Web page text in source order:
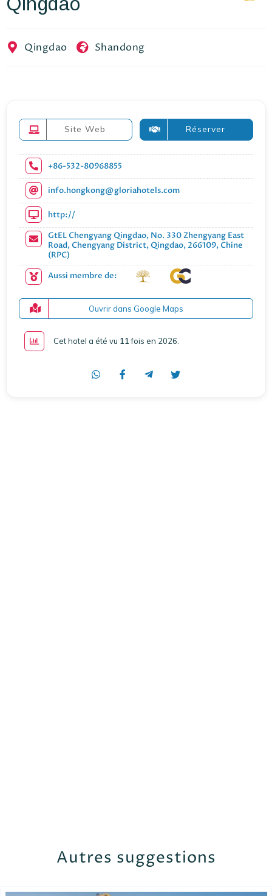
Qingdao Shandong
Site Web Réserver
+86-532-80968855
info.hongkong@gloriahotels.com
http://
GtEL Chengyang Qingdao, No. 330 Zhengyang East
Road, Chengyang District, Qingdao, 266109, Chine
(RPC)
Aussi membre de:
Ouvrir dans Google Maps
Cet hotel a été vu 11fois en 2026
Autres suggestions